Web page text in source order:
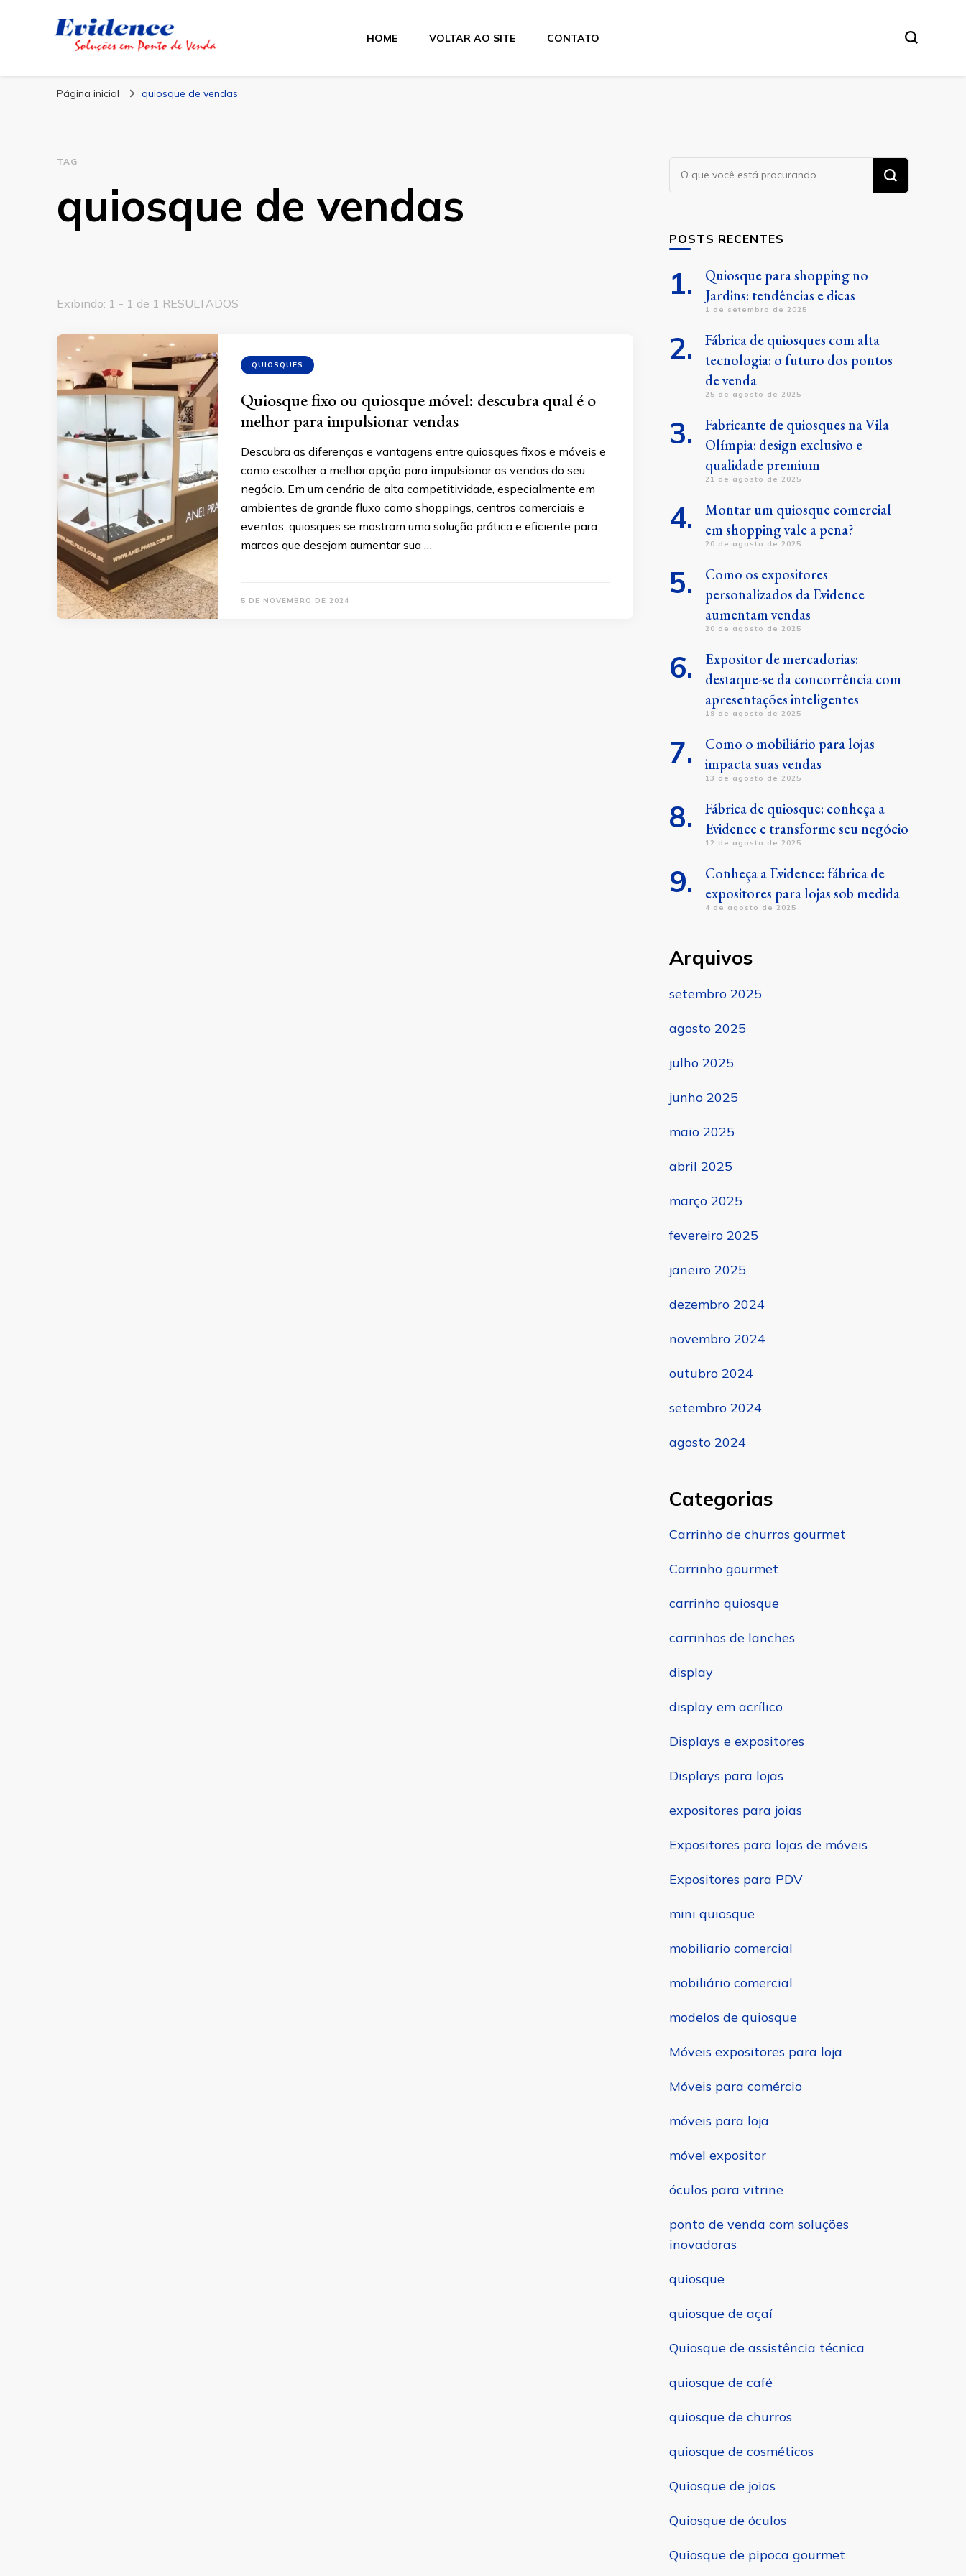
Blog Evidence
HOME VOLTAR AO SITE CONTATO
Página inicial quiosque de vendas
TAG
quiosque de vendas
Exibindo: 1 - 1 de 1 RESULTADOS
QUIOSQUES
Quiosque fixo ou quiosque móvel: descubra qual é o
melhor para impulsionar vendas
Descubra as diferenças e vantagens entre quiosques fixos e móveis e
como escolher a melhor opção para impulsionar as vendas do seu
negócio. Em um cenário de alta competitividade, especialmente em
ambientes de grande fluxo como shoppings, centros comerciais e
eventos, quiosques se mostram uma solução prática e eficiente para
marcas que desejam aumentar sua …
5 DE NOVEMBRO DE 2024
Procurando
algo?
POSTS RECENTES
Quiosque para shopping no
Jardins: tendências e dicas
1 de setembro de 2025
Fábrica de quiosques com alta
tecnologia: o futuro dos pontos
de venda
25 de agosto de 2025
Fabricante de quiosques na Vila
Olímpia: design exclusivo e
qualidade premium
21 de agosto de 2025
Montar um quiosque comercial
em shopping vale a pena?
20 de agosto de 2025
Como os expositores
personalizados da Evidence
aumentam vendas
20 de agosto de 2025
Expositor de mercadorias:
destaque-se da concorrência com
apresentações inteligentes
19 de agosto de 2025
Como o mobiliário para lojas
impacta suas vendas
13 de agosto de 2025
Fábrica de quiosque: conheça a
Evidence e transforme seu negócio
12 de agosto de 2025
Conheça a Evidence: fábrica de
expositores para lojas sob medida
4 de agosto de 2025
Arquivos
setembro 2025
agosto 2025
julho 2025
junho 2025
maio 2025
abril 2025
março 2025
fevereiro 2025
janeiro 2025
dezembro 2024
novembro 2024
outubro 2024
setembro 2024
agosto 2024
Categorias
Carrinho de churros gourmet
Carrinho gourmet
carrinho quiosque
carrinhos de lanches
display
display em acrílico
Displays e expositores
Displays para lojas
expositores para joias
Expositores para lojas de móveis
Expositores para PDV
mini quiosque
mobiliario comercial
mobiliário comercial
modelos de quiosque
Móveis expositores para loja
Móveis para comércio
móveis para loja
móvel expositor
óculos para vitrine
ponto de venda com soluções
inovadoras
quiosque
quiosque de açaí
Quiosque de assistência técnica
quiosque de café
quiosque de churros
quiosque de cosméticos
Quiosque de joias
Quiosque de óculos
Quiosque de pipoca gourmet